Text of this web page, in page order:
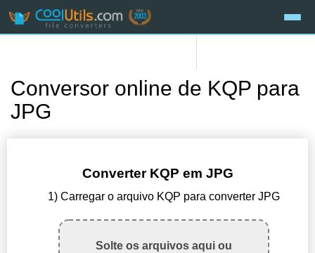
Conversor online de KQP para
JPG
Converter KQP em JPG
1) Carregar o arquivo KQP para converter JPG
Solte os arquivos aqui ou